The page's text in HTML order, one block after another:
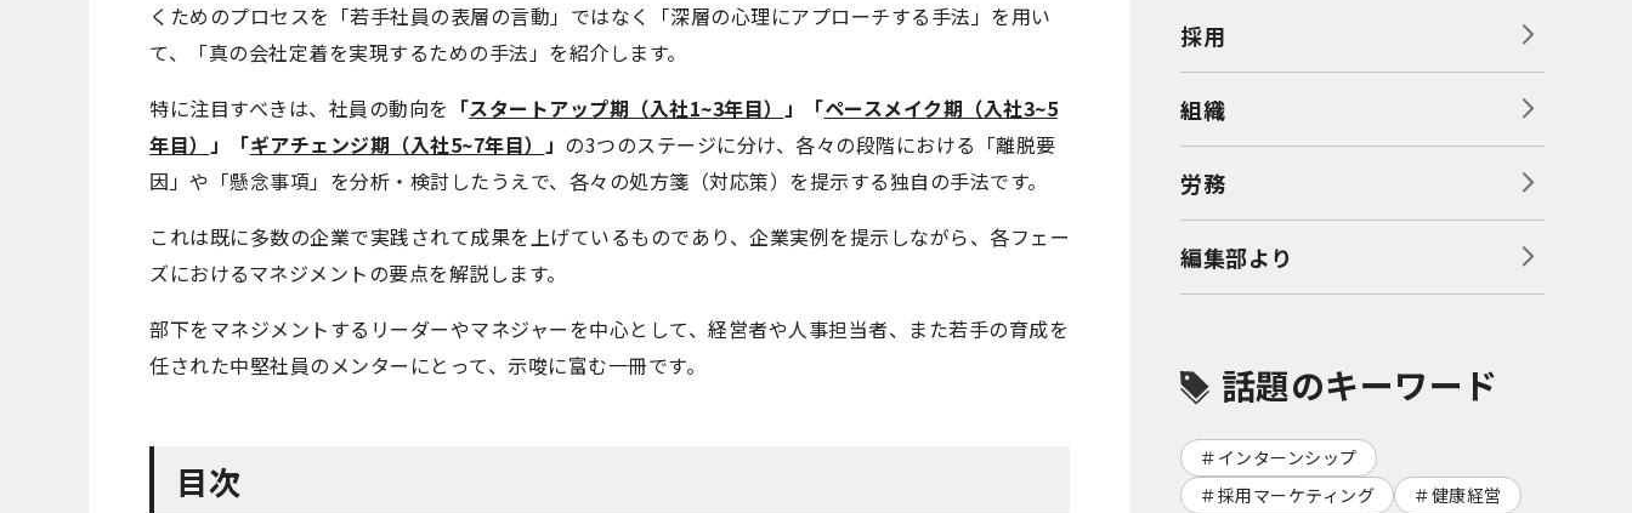
くためのプロセスを「若手社員の表層の言動」ではなく「深層の心理にアプローチする手法」を用い
て、「真の会社定着を実現するための手法」を紹介します。
特に注目すべきは、社員の動向を 「スタートアップ期（入社1~3年目） 」「ペースメイク期（入社3~5
年目） 」「ギアチェンジ期（入社5~7年目） 」 の3つのステージに分け、各々の段階における「離脱要
因」や「懸念事項」を分析・検討したうえで、各々の処方箋（対応策）を提示する独自の手法です。
これは既に多数の企業で実践されて成果を上げているものであり、企業実例を提示しながら、各フェー
ズにおけるマネジメントの要点を解説します。
部下をマネジメントするリーダーやマネジャーを中心として、経営者や人事担当者、また若手の育成を
任された中堅社員のメンターにとって、示唆に富む一冊です。
目次
採用
組織
労務
編集部より
話題のキーワード
インターンシップ
採用マーケティング
健康経営